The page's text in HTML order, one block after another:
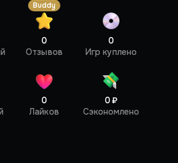
Buddy
0
Отзывов
0
Игр куплено
0
Лайков
0 ₽
Сэкономлено